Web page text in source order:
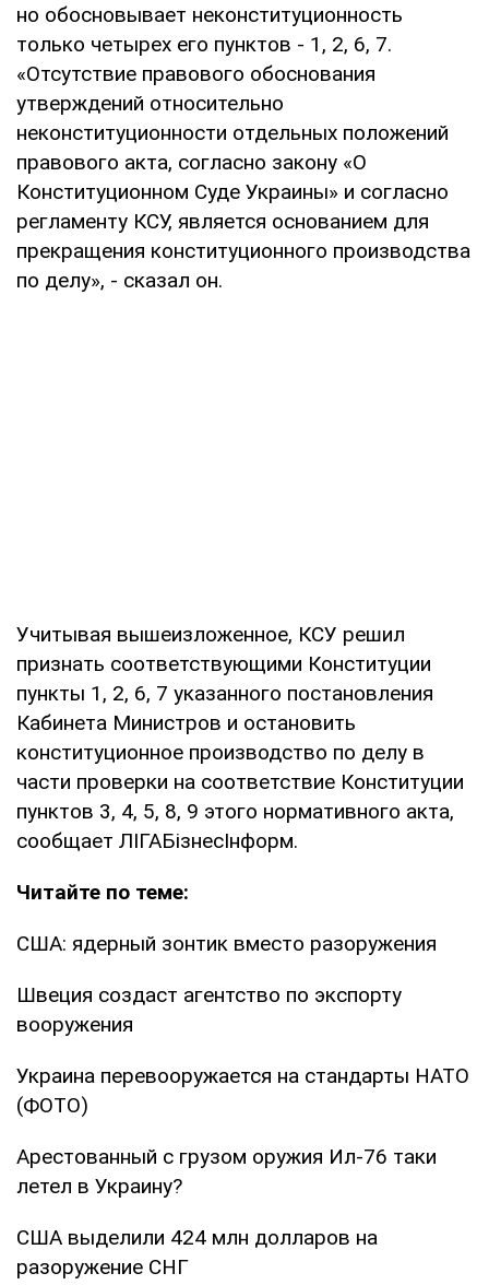
но обосновывает неконституционность
только четырех его пунктов - 1, 2, 6, 7.
«Отсутствие правового обоснования
утверждений относительно
неконституционности отдельных положений
правового акта, согласно закону «О
Конституционном Суде Украины» и согласно
регламенту КСУ, является основанием для
прекращения конституционного производства
по делу», - сказал он.
Учитывая вышеизложенное, КСУ решил
признать соответствующими Конституции
пункты 1, 2, 6, 7 указанного постановления
Кабинета Министров и остановить
конституционное производство по делу в
части проверки на соответствие Конституции
пунктов 3, 4, 5, 8, 9 этого нормативного акта,
сообщает ЛІГАБізнесІнформ.
Читайте по теме:
США: ядерный зонтик вместо разоружения
Швеция создаст агентство по экспорту
вооружения
Украина перевооружается на стандарты НАТО
(ФОТО)
Арестованный с грузом оружия Ил-76 таки
летел в Украину?
США выделили 424 млн долларов на
разоружение СНГ